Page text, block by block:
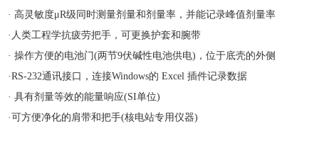
· 高灵敏度μR级同时测量剂量和剂量率，并能记录峰值剂量率
·人类工程学抗疲劳把手，可更换护套和腕带
· 操作方便的电池门(两节9伏碱性电池供电)，位于底壳的外侧
·RS-232通讯接口，连接Windows的 Excel 插件记录数据
· 具有剂量等效的能量响应(SI单位)
·可方便净化的肩带和把手(核电站专用仪器)